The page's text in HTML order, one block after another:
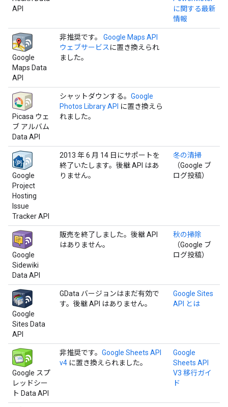
API
に関する最新
情報
Google
Maps Data
API
非推奨です。 Google Maps API
ウェブサービス に置き換えられ
ました。
Picasa ウェ
ブ アルバム
Data API
シャットダウンする。 Google
Photos Library API に置き換えら
れました。
Google
Project
Hosting
Issue
Tracker API
2013 年 6 月 14 日にサポートを
終了いたします。後継 API はあ
りません。
冬の清掃
（Google ブ
ログ投稿）
Google
Sidewiki
Data API
販売を終了しました。後継 API
はありません。
秋の掃除
（Google ブ
ログ投稿）
Google
Sites Data
API
GData バージョンはまだ有効で
す。後継 API はありません。
Google Sites
API とは
Google スプ
レッドシー
ト Data API
非推奨です。 Google Sheets API
v4 に置き換えられました。
Google
Sheets API
V3 移行ガイ
ド